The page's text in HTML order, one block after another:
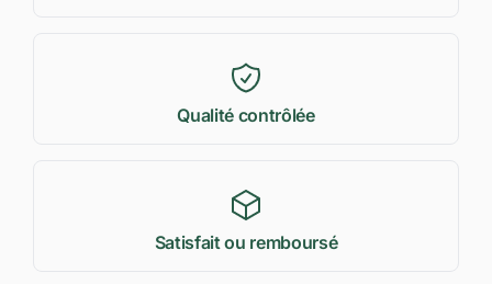
Qualité contrôlée
Satisfait ou remboursé